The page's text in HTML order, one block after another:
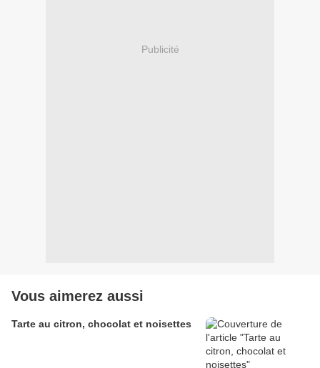
Publicité
Vous aimerez aussi
Tarte au citron, chocolat et noisettes